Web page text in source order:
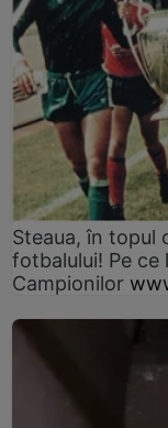
Steaua, în topul
fotbalului! Pe ce
Campionilor